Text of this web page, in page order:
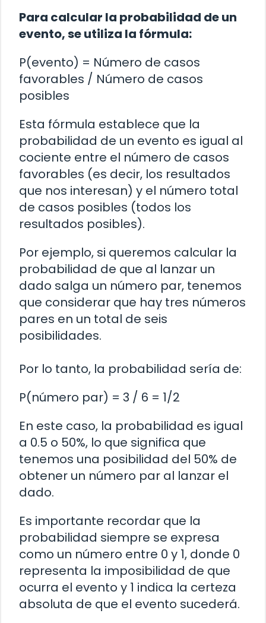
Para calcular la probabilidad de un
evento, se utiliza la fórmula:
P(evento) = Número de casos
favorables / Número de casos
posibles
Esta fórmula establece que la
probabilidad de un evento es igual al
cociente entre el número de casos
favorables (es decir, los resultados
que nos interesan) y el número total
de casos posibles (todos los
resultados posibles).
Por ejemplo, si queremos calcular la
probabilidad de que al lanzar un
dado salga un número par, tenemos
que considerar que hay tres números
pares en un total de seis
posibilidades.
Por lo tanto, la probabilidad sería de:
P(número par) = 3 / 6 = 1/2
En este caso, la probabilidad es igual
a 0.5 o 50%, lo que significa que
tenemos una posibilidad del 50% de
obtener un número par al lanzar el
dado.
Es importante recordar que la
probabilidad siempre se expresa
como un número entre 0 y 1, donde 0
representa la imposibilidad de que
ocurra el evento y 1 indica la certeza
absoluta de que el evento sucederá.